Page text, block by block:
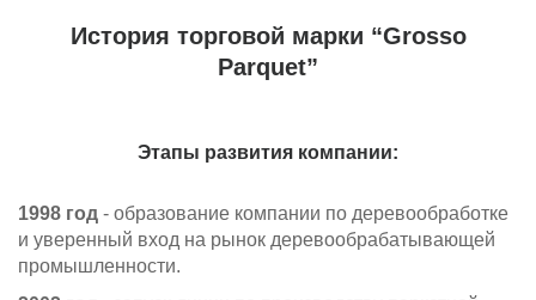
История торговой марки “Grosso
Parquet”
Этапы развития компании:
1998 год - образование компании по деревообработке
и уверенный вход на рынок деревообрабатывающей
промышленности.